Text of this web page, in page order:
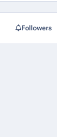
Followers